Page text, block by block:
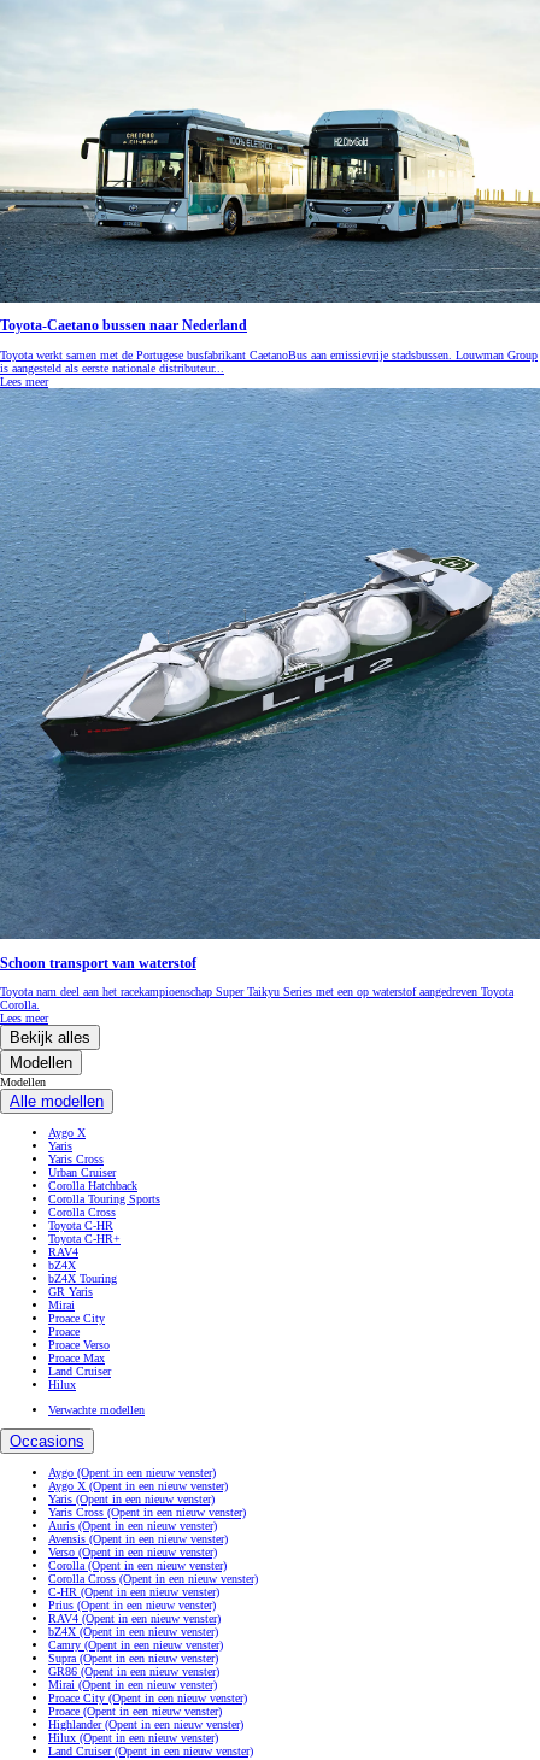
Toyota-Caetano bussen naar Nederland
Toyota werkt samen met de Portugese busfabrikant CaetanoBus aan emissievrije stadsbussen. Louwman Group
is aangesteld als eerste nationale distributeur...
Lees meer
Schoon transport van waterstof
Toyota nam deel aan het racekampioenschap Super Taikyu Series met een op waterstof aangedreven Toyota
Corolla.
Lees meer
Bekijk alles
Modellen
Modellen
Alle modellen
Aygo X
Yaris
Yaris Cross
Urban Cruiser
Corolla Hatchback
Corolla Touring Sports
Corolla Cross
Toyota C-HR
Toyota C-HR+
RAV4
bZ4X
bZ4X Touring
GR Yaris
Mirai
Proace City
Proace
Proace Verso
Proace Max
Land Cruiser
Hilux
Verwachte modellen
Occasions
Aygo (Opent in een nieuw venster)
Aygo X (Opent in een nieuw venster)
Yaris (Opent in een nieuw venster)
Yaris Cross (Opent in een nieuw venster)
Auris (Opent in een nieuw venster)
Avensis (Opent in een nieuw venster)
Verso (Opent in een nieuw venster)
Corolla(Opent in een nieuw venster)
Corolla Cross (Opent in een nieuw venster)
C-HR (Opent in een nieuw venster)
Prius (Opent in een nieuw venster)
RAV4 (Opent in een nieuw venster)
bZ4X (Opent in een nieuw venster)
Camry (Opent in een nieuw venster)
Supra(Opent in een nieuw venster)
GR86 (Opent in een nieuw venster)
Mirai (Opent in een nieuw venster)
Proace City (Opent in een nieuw venster)
Proace (Opent in een nieuw venster)
Highlander(Opent in een nieuw venster)
Hilux (Opent in een nieuw venster)
Land Cruiser(Opent in een nieuw venster)